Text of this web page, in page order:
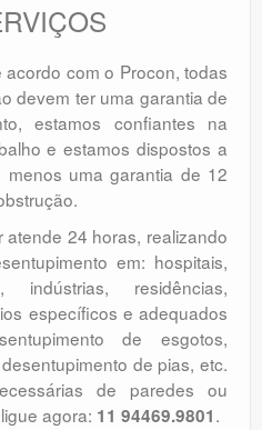
com o Procon, todas
devem ter uma garantia de
estamos confiantes na
e estamos dispostos a
uma garantia de 12
24 horas, realizando
em: hospitais,
indústrias, residências,
específicos e adequados
de esgotos,
de pias, etc.
de paredes ou
agora: 11 94469.9801.